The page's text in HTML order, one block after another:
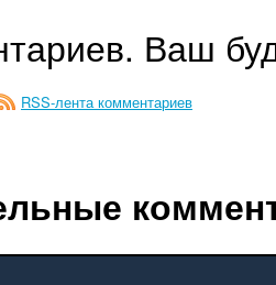
Ваш
RSS-лента комментариев